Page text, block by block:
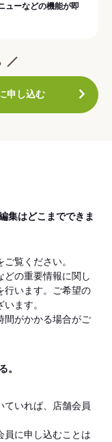
ューなどの機能が即
申し込む
集はどこまでできま
ご覧ください。
どの重要情報に関し
行います。ご希望の
ます。
間がかかる場合がご
。
ていれば、店舗会員
員に申し込むことは